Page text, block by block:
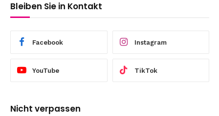
Bleiben Sie in Kontakt
Facebook Instagram
YouTube TikTok
Nicht verpassen